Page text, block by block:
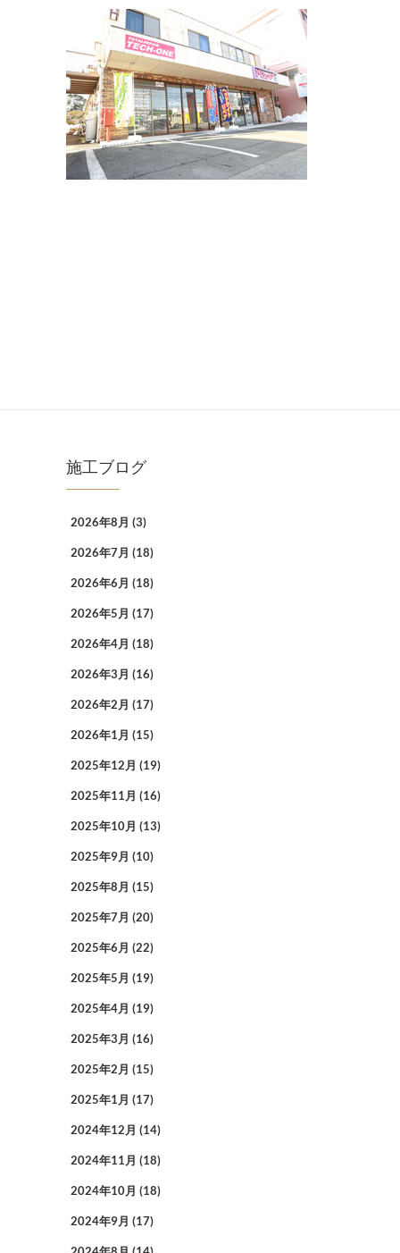
施工ブログ
2026年8月 (3)
2026年7月 (18)
2026年6月 (18)
2026年5月 (17)
2026年4月 (18)
2026年3月 (16)
2026年2月 (17)
2026年1月 (15)
2025年12月 (19)
2025年11月 (16)
2025年10月 (13)
2025年9月 (10)
2025年8月 (15)
2025年7月 (20)
2025年6月 (22)
2025年5月 (19)
2025年4月 (19)
2025年3月 (16)
2025年2月 (15)
2025年1月 (17)
2024年12月 (14)
2024年11月 (18)
2024年10月 (18)
2024年9月 (17)